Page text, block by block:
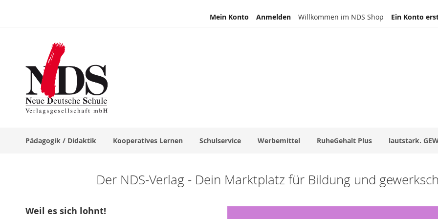
Mein Konto Anmelden Willkommen im NDS Shop Ein Konto
Pädagogik / Didaktik Kooperatives Lernen Schulservice Werbemittel RuheGehalt Plus lautstark.
Der NDS-Verlag - Dein Marktplatz für Bildung und
Weil es sich lohnt!